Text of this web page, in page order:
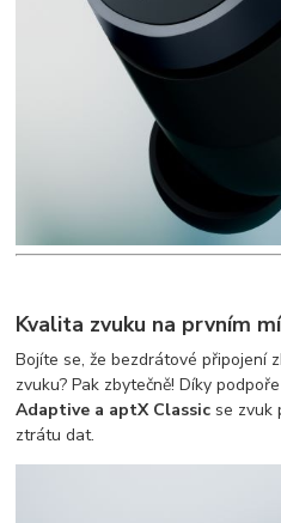
Kvalita zvuku na prvním
Bojíte se, že bezdrátové připojení
zvuku? Pak zbytečně! Díky
Adaptive a aptX Classic se zvuk
ztrátu dat.